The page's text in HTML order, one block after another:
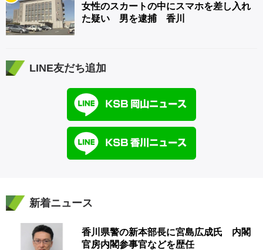
女性のスカートの中にスマホを差し入れ
た疑い 男を逮捕 香川
LINE友だち追加
新着ニュース
香川県警の新本部長に宮島広成氏 内閣
官房内閣参事官などを歴任